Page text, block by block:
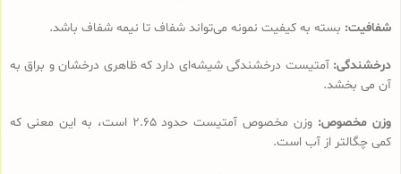
شفافیت: بسته به کیفیت نمونه می‌تواند شفاف تا نیمه شفاف باشد.
درخشندگی: آمتیست درخشندگی شیشه‌ای دارد که ظاهری درخشان و براق به
آن می بخشد.
وزن مخصوص:
وزن مخصوص آمتیست حدود 2.65 است، به این معنی که
کمی چگالتر از آب است.